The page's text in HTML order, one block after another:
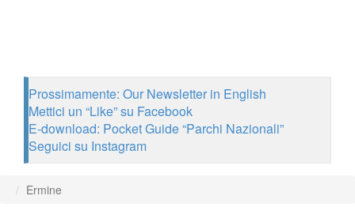
Prossimamente: Our Newsletter in English
Mettici un “Like” su Facebook
E-download: Pocket Guide “Parchi Nazionali”
Seguici su Instagram
Ermine